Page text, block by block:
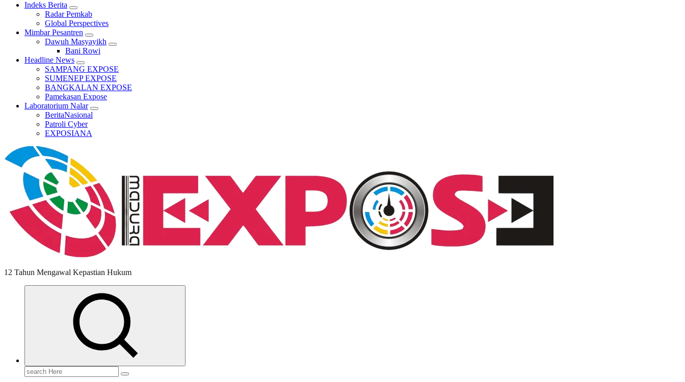
Indeks Berita
Radar Pemkab
Global Perspectives
Mimbar Pesantren
Dawuh Masyayikh
Bani Rowi
Headline News
SAMPANG EXPOSE
SUMENEP EXPOSE
BANGKALAN EXPOSE
Pamekasan Expose
Laboratorium Nalar
BeritaNasional
Patroli Cyber
EXPOSIANA
12 Tahun Mengawal Kepastian Hukum
Search
for: